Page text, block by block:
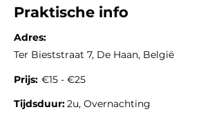
Praktische info
Adres:
Ter Bieststraat 7, De Haan, België
Prijs: €15 - €25
Tijdsduur:2u, Overnachting